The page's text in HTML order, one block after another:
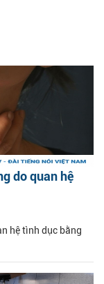
do quan hệ
hệ tình dục bằng